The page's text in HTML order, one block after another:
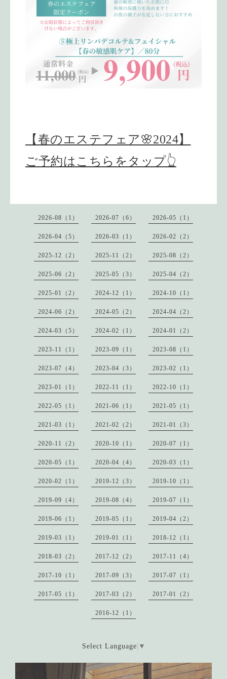
【春のエステフェア🌸2024】
ご予約はこちらをタップ👆
2026-08（1） 2026-07（6） 2026-05（1）
2026-04（5） 2026-03（1） 2026-02（2）
2025-12（2） 2025-11（2） 2025-08（2）
2025-06（2） 2025-05（3） 2025-04（2）
2025-01（2） 2024-12（1） 2024-10（1）
2024-06（2） 2024-05（2） 2024-04（2）
2024-03（5） 2024-02（1） 2024-01（2）
2023-11（1） 2023-09（1） 2023-08（1）
2023-07（4） 2023-04（3） 2023-02（1）
2023-01（1） 2022-11（1） 2022-10（1）
2022-05（1） 2021-06（1） 2021-05（1）
2021-03（1） 2021-02（2） 2021-01（3）
2020-11（2） 2020-10（1） 2020-07（1）
2020-05（1） 2020-04（4） 2020-03（1）
2020-02（1） 2019-12（3） 2019-10（1）
2019-09（4） 2019-08（4） 2019-07（1）
2019-06（1） 2019-05（1） 2019-04（2）
2019-03（1） 2019-01（1） 2018-12（1）
2018-03（2） 2017-12（2） 2017-11（4）
2017-10（1） 2017-09（3） 2017-07（1）
2017-05（1） 2017-03（2） 2017-01（2）
2016-12（1）
Select Language ▼